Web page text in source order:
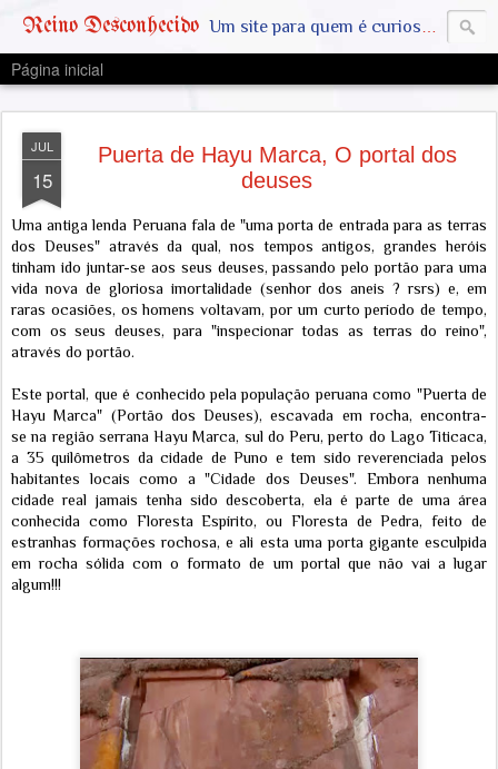
Reino Desconhecido Um site para quem é curioso e também quer estar ciente das notícias que geralmente não aparecem na grande mídia. Abram a mente, pensem fora da caixinha. SAIAM DA MATRIX !! A VERDADE ESTÁ LA FORA
Página inicial
JUL
15
Puerta de Hayu Marca, O portal dos
deuses
Uma antiga lenda Peruana fala de "uma porta de entrada para as terras
dos Deuses" através da qual, nos tempos antigos, grandes heróis
tinham ido juntar-se aos seus deuses, passando pelo portão para uma
vida nova de gloriosa imortalidade (senhor dos aneis ? rsrs) e, em
raras ocasiões, os homens voltavam, por um curto período de tempo,
com os seus deuses, para "inspecionar todas as terras do reino",
através do portão.
Este portal, que é conhecido pela população peruana como "Puerta de
Hayu Marca" (Portão dos Deuses), escavada em rocha, encontra-
se na região serrana Hayu Marca, sul do Peru, perto do Lago Titicaca,
a 35 quilômetros da cidade de Puno e tem sido reverenciada pelos
habitantes locais como a "Cidade dos Deuses". Embora nenhuma
cidade real jamais tenha sido descoberta, ela é parte de uma área
conhecida como Floresta Espírito, ou Floresta de Pedra, feito de
estranhas formações rochosa, e ali esta uma porta gigante esculpida
em rocha sólida com o formato de um portal que não vai a lugar
algum!!!